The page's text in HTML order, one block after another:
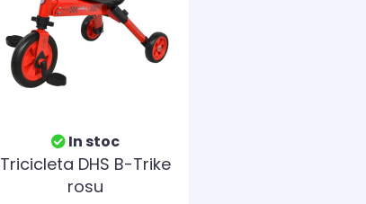
In stoc
Tricicleta DHS B-Trike
rosu